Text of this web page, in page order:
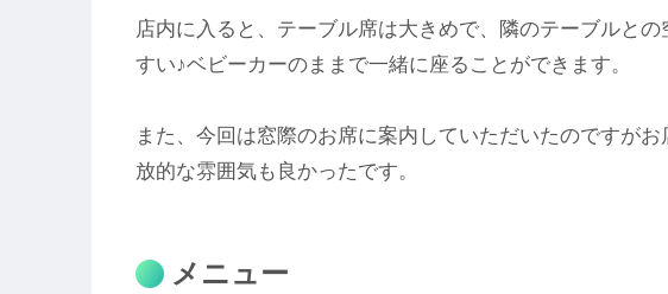
店内に入ると、テーブル席は大きめで、隣のテーブルと
すい♪ベビーカーのままで一緒に座ることができます。
また、今回は窓際のお席に案内していただいたのですが
放的な雰囲気も良かったです。
メニュー